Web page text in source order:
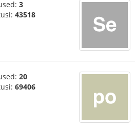
3
43518
20
69406